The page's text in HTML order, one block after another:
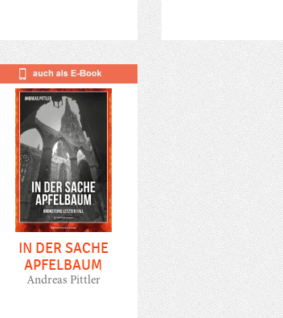
IN DER SACHE
APFELBAUM
Andreas Pittler